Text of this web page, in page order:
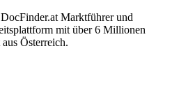
Marktführer und
mit über 6 Millionen
Österreich.